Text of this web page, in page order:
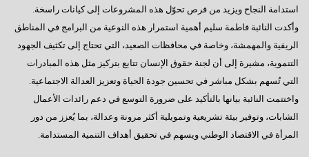
استدامة النجاح ويزيد من فرص تحوّل هذه المشروعات إلى كيانات راسخة.
وأكدت النائبة فاطمة سليم أهمية استمرار هذه النوعية من البرامج في المناطق
الريفية والمهمشة، وخاصة في محافظات الصعيد، التي تحتاج إلى تكثيف الجهود
التنموية، مشيرة إلى أن لجنة حقوق الإنسان تتابع بتركيز مثل هذه المبادرات
التي تُسهم بشكل مباشر في تحسين جودة الحياة وتعزيز العدالة الاجتماعية.
واختتمت النائبة بيانها بالتأكيد على ضرورة التوسع في دعم رائدات الأعمال
الشابات، وتوفير بيئة تشريعية وتمويلية أكثر مرونة وعدالة، بما يُعزز من دور
المرأة في الاقتصاد الوطني ويسهم في تحقيق أهداف التنمية المستدامة.